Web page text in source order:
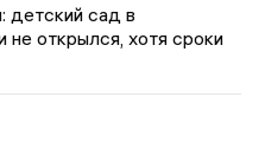
детский сад в
открылся, хотя сроки